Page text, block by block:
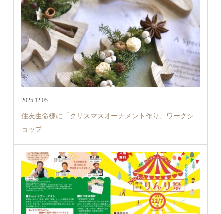
2025.12.05
住友生命様に「クリスマスオーナメント作り」ワークシ
ョップ